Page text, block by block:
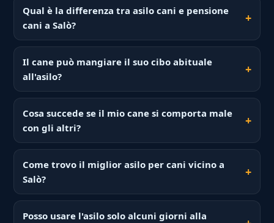
Qual è la differenza tra asilo cani e pensione
cani a Salò?
Il cane può mangiare il suo cibo abituale
all'asilo?
Cosa succede se il mio cane si comporta male
con gli altri?
Come trovo il miglior asilo per cani vicino a
Salò?
Posso usare l'asilo solo alcuni giorni alla